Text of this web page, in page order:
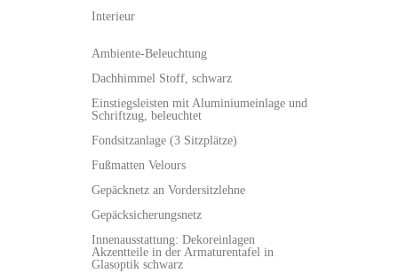
Interieur
Ambiente-Beleuchtung
Dachhimmel Stoff, schwarz
Einstiegsleisten mit Aluminiumeinlage und
Schriftzug, beleuchtet
Fondsitzanlage (3 Sitzplätze)
Fußmatten Velours
Gepäcknetz an Vordersitzlehne
Gepäcksicherungsnetz
Innenausstattung: Dekoreinlagen
Akzentteile in der Armaturentafel in
Glasoptik schwarz